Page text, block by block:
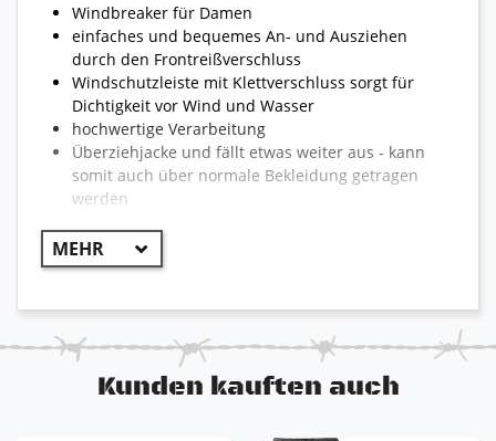
Windbreaker für Damen
einfaches und bequemes An- und Ausziehen
durch den Frontreißverschluss
Windschutzleiste mit Klettverschluss sorgt für
Dichtigkeit vor Wind und Wasser
hochwertige Verarbeitung
Überziehjacke und fällt etwas weiter aus - kann
somit auch über normale Bekleidung getragen
werden
Wind- und Wasserabweisend
atmungsaktiv
durchgehender und hoch schließender Front-
Reißverschluss mit Abdeckleiste durch Klett
2x seitliche Eingriffstaschen mit Reißverschluss
1x Innentasche
Kunden kauften auch